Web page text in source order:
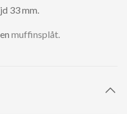
33 mm.
muffinsplåt.